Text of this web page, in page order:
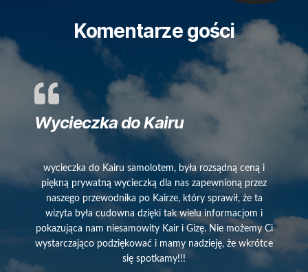
Komentarze gości
Wycieczka do Kairu
wycieczka do Kairu samolotem, była rozsądną ceną i
piękną prywatną wycieczką dla nas zapewnioną przez
naszego przewodnika po Kairze, który sprawił, że ta
wizyta była cudowna dzięki tak wielu informacjom i
pokazująca nam niesamowity Kair i Gizę. Nie możemy Ci
wystarczająco podziękować i mamy nadzieję, że wkrótce
się spotkamy!!!